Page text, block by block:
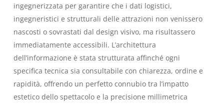
ingegnerizzata per garantire che i dati logistici,
ingegneristici e strutturali delle attrazioni non venissero
nascosti o sovrastati dal design visivo, ma risultassero
immediatamente accessibili. L’architettura
dell’informazione è stata strutturata affinché ogni
specifica tecnica sia consultabile con chiarezza, ordine e
rapidità, offrendo un perfetto connubio tra l’impatto
estetico dello spettacolo e la precisione millimetrica